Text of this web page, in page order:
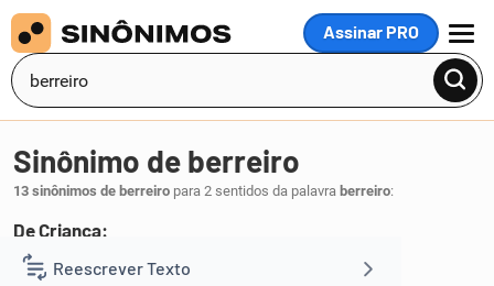
Assinar PRO
MENU
Reescrever Texto
Sinônimo de berreiro
13 sinônimos de berreiro para 2 sentidos da palavra berreiro:
De Criança:
1 choro,zoada.